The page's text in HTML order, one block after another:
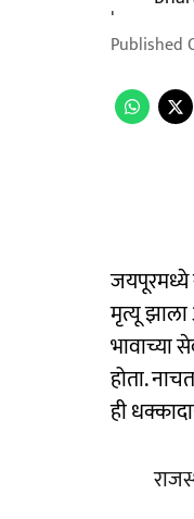
Published
जयपूरमध्ये
मृत्यू झाला
भावाच्या
होता.
ही